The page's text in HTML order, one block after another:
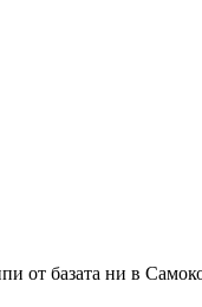
от базата ни в